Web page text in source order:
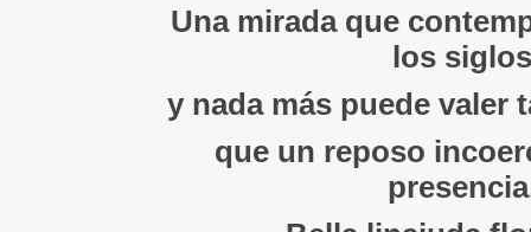
Una mirada que
los siglos
y nada más puede valer
que un reposo